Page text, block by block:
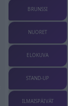
BRUNSSI
NUORET
ELOKUVA
STAND-UP
ILMAISPÄIVÄT